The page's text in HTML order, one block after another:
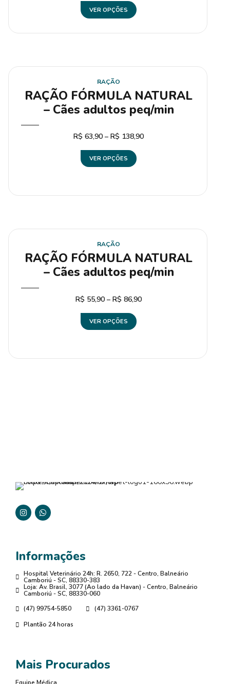
VER OPÇÕES
RAÇÃO
RAÇÃO FÓRMULA NATURAL
– Cães adultos peq/min
R$ 63,90 – R$ 138,90
VER OPÇÕES
RAÇÃO
RAÇÃO FÓRMULA NATURAL
– Cães adultos peq/min
R$ 55,90 – R$ 86,90
VER OPÇÕES
Informações
Hospital Veterinário 24h: R. 2650, 722 - Centro, Balneário
Camboriú - SC, 88330-383
Loja: Av. Brasil, 3077 (Ao lado da Havan) - Centro, Balneário
Camboriú - SC, 88330-060
(47) 99754-5850
(47) 3361-0767
Plantão 24 horas
Mais Procurados